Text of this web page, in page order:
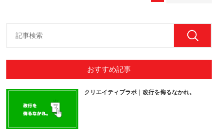
おすすめ記事
クリエイティブラボ｜改行を侮るなかれ。